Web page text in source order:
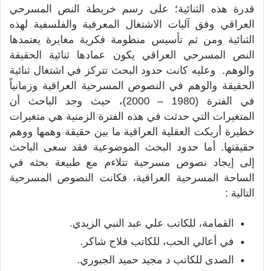
قدرة هذه الثنائية؛ على رسم خريطة النص المسرحي
العراقي وفق آليات الاشتغال المعرفية والفلسفية لهذه
الثنائية ومن ثم تأسيس منظومة فكرية مغايرة يعتمدها
النص المسرحي العراقي يكون عمادها ثنائية الحقيقة
والوهم. وعليه كانت حدود البحث تتركز في اشتغال ثنائية
الحقيقة والوهم في النصوص المسرحية العراقية وزمانياً
في الفترة (1980 – 2000)، حيث وجد الباحث أن
المتغيرات التي حدثت في هذه الفترة الزمنية هي متغيرات
خطيرة أربكت العقلية العراقية ما بين حقيقة وهمها ووهم
حقيقتها. أما حدود البحث الموضوعية فقد سعى الباحث
إلى إيجاد نصوص مسرحية تتلاءم مع طبيعة بحثه في
الساحة المسرحية العراقية، فكانت النصوص المسرحية
التالية :
القمامة، للكاتب علي عبد النبي الزيدي.
في أعالي الحب، للكاتب فلاح شاكر.
الصدى للكاتب د مجيد حميد الجبوري.